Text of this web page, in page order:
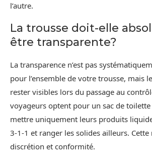
l’autre.
La trousse doit-elle
être transparente?
La transparence n’est pas
pour l’ensemble de votre trousse, mais
rester visibles lors du passage au
voyageurs optent pour un sac de
mettre uniquement leurs produits
3-1-1 et ranger les solides ailleurs.
discrétion et conformité.